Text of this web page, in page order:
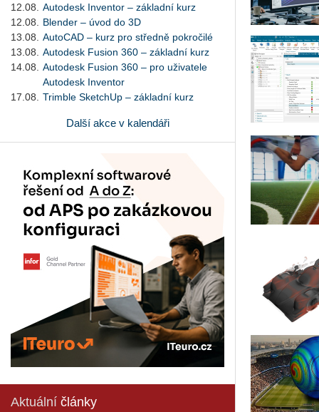
12.08.
Autodesk Inventor – základní kurz
12.08.
Blender – úvod do 3D
13.08.
AutoCAD – kurz pro středně pokročilé
13.08.
Autodesk Fusion 360 – základní kurz
14.08.
Autodesk Fusion 360 – pro uživatele
Autodesk Inventor
17.08.
Trimble SketchUp – základní kurz
Další akce v kalendáři
Aktuální články